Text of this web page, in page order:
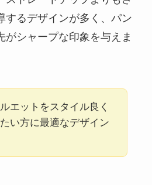
するデザインが多く、パン
がシャープな印象を与えま
エットをスタイル良く
い方に最適なデザイン